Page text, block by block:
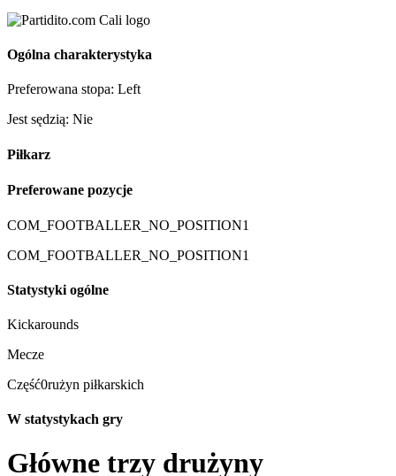
Ogólna charakterystyka
Preferowana stopa: Left
Jest sędzią: Nie
Piłkarz
Preferowane pozycje
COM_FOOTBALLER_NO_POSITION1
COM_FOOTBALLER_NO_POSITION1
Statystyki ogólne
Kickarounds
Mecze
Część0rużyn piłkarskich
W statystykach gry
Główne trzy drużyny